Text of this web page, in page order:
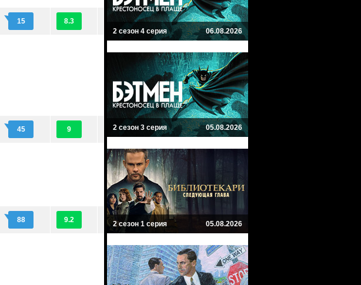
15 8.3
45 9
88 9.2
2 сезон 4 серия 06.08.2026
2 сезон 3 серия 05.08.2026
2 сезон 1 серия 05.08.2026